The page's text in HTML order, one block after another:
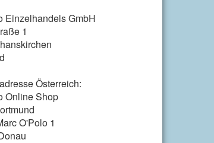
Einzelhandels GmbH
1
Österreich:
Online Shop
O'Polo 1